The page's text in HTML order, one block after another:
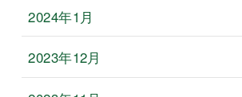
2024年1月
2023年12月